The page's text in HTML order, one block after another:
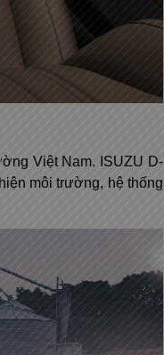
Việt Nam. ISUZU D-
môi trường, hệ thống